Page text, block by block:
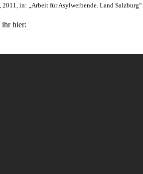
in: „Arbeit für Asylwerbende. Land
ihr hier: